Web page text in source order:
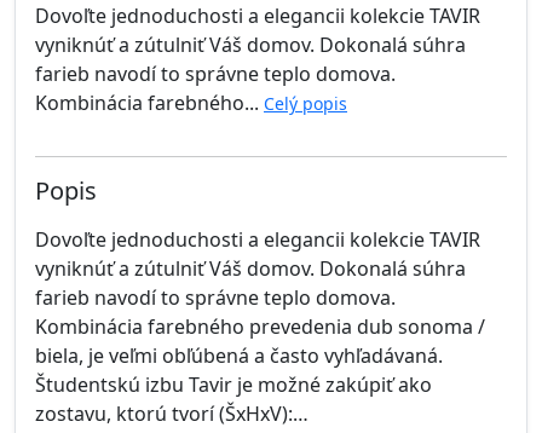
Dovoľte jednoduchosti a elegancii kolekcie TAVIR
vyniknúť a zútulniť Váš domov. Dokonalá súhra
farieb navodí to správne teplo domova.
Kombinácia farebného... Celý popis
Popis
Dovoľte jednoduchosti a elegancii kolekcie TAVIR
vyniknúť a zútulniť Váš domov. Dokonalá súhra
farieb navodí to správne teplo domova.
Kombinácia farebného prevedenia dub sonoma /
biela, je veľmi obľúbená a často vyhľadávaná.
Študentskú izbu Tavir je možné zakúpiť ako
zostavu, ktorú tvorí (ŠxHxV):…